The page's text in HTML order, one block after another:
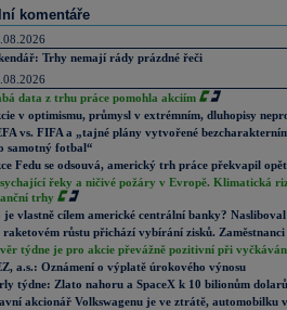
komentáře
Trhy nemají rády prázdné řeči
data z trhu práce pomohla akciím
v optimismu, průmysl v extrémním, dluhopisy
vs. FIFA a „tajné plány vytvořené
samotný fotbal“
Fedu se odsouvá, americký trh práce překvapil
řeky a ničivé požáry v Evropě. Klimatická
trhy
je vlastně cílem americké centrální banky?
raketovém růstu přichází vybírání zisků.
týdne je pro akcie převážně pozitivní při
a.s.: Oznámení o výplatě úrokového výnosu
týdne: Zlato nahoru a SpaceX k 10 bilionům dolarů
akcionář Volkswagenu je ve ztrátě, automobilku